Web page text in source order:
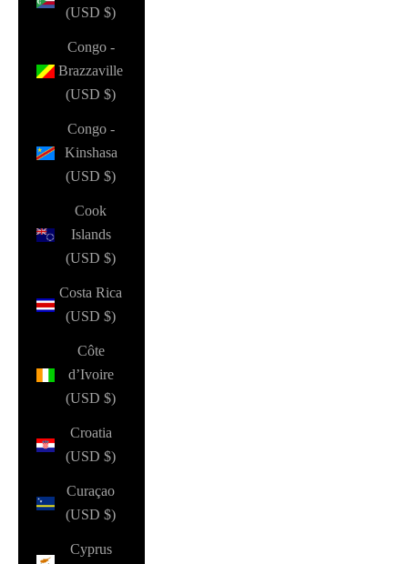
(USD $)
Congo -
Brazzaville
(USD $)
Congo -
Kinshasa
(USD $)
Cook
Islands
(USD $)
Costa Rica
(USD $)
Côte
d’Ivoire
(USD $)
Croatia
(USD $)
Curaçao
(USD $)
Cyprus